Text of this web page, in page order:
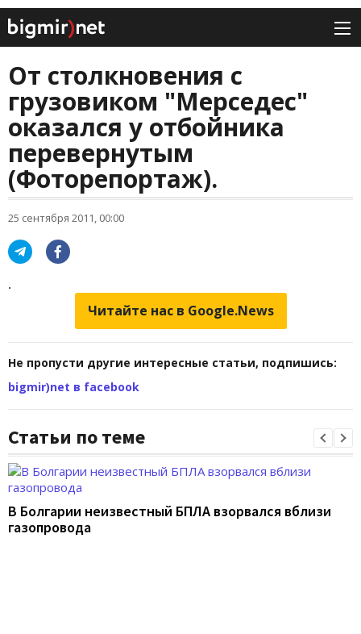
От столкновения с
грузовиком "Мерседес"
оказался у отбойника
перевернутым
(Фоторепортаж).
25 сентября 2011, 00:00
.
Читайте нас в Google.News
Не пропусти другие интересные статьи, подпишись:
bigmir)net в facebook
Статьи по теме
В Болгарии неизвестный БПЛА взорвался вблизи
газопровода